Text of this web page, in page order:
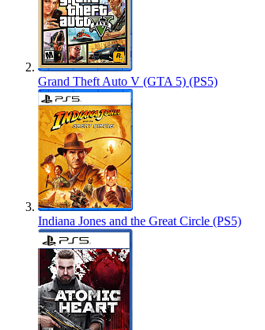
Grand Theft Auto V (GTA 5) (PS5)
Indiana Jones and the Great Circle (PS5)